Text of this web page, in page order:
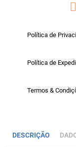

Política de
Política de
Termos &
DESCRIÇÃO